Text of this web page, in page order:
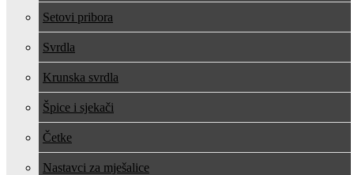
Setovi pribora
Svrdla
Krunska svrdla
Špice i sjekači
Četke
Nastavci za mješalice